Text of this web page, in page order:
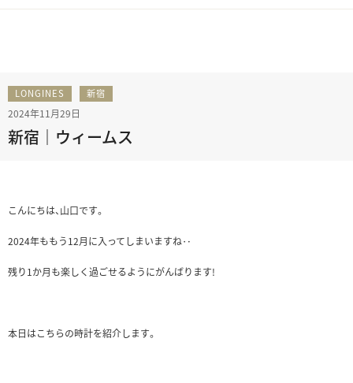
LONGINES 新宿
2024年11月29日
新宿｜ウィームス
こんにちは、山口です。
2024年ももう12月に入ってしまいますね‥
残り1か月も楽しく過ごせるようにがんばります!
本日はこちらの時計を紹介します。